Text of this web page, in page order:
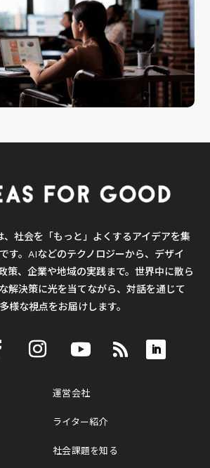
、社会を「もっと」よくするアイデアを集
す。AIなどのテクノロジーから、デザイ
策、企業や地域の実践まで。世界中に散ら
解決策に光を当てながら、対話を通じて
様な視点をお届けします。
運営会社
ライター紹介
社会課題を知る